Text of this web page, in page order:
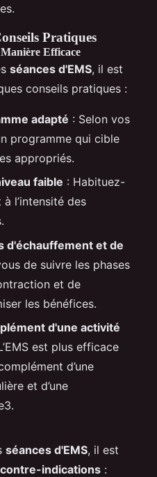
Pratiques
Efficace
séances d'EMS, il est
conseils pratiques :
adapté : Selon vos
programme qui cible
appropriés.
faible : Habituez-
l’intensité des
d'échauffement et de
de suivre les phases
et de
les bénéfices.
d'une activité
est plus efficace
d’une
et d’une
séances d'EMS, il est
contre-indications :